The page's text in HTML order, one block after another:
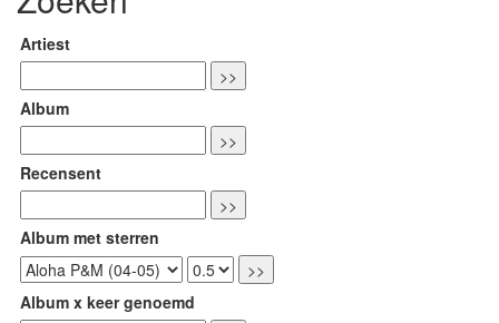
Artiest
Album
Recensent
Album met sterren
Album x keer genoemd